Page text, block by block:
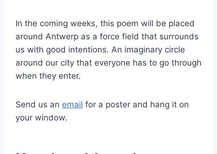
In the coming weeks, this poem will be placed
around Antwerp as a force field that surrounds
us with good intentions. An imaginary circle
around our city that everyone has to go through
when they enter.
Send us an email for a poster and hang it on
your window.